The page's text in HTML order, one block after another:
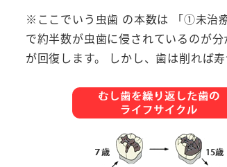
※ここでいう虫歯 の本数は 「①未治
で約半数が虫歯に侵されているのが
が回復します。 しかし、歯は削れば